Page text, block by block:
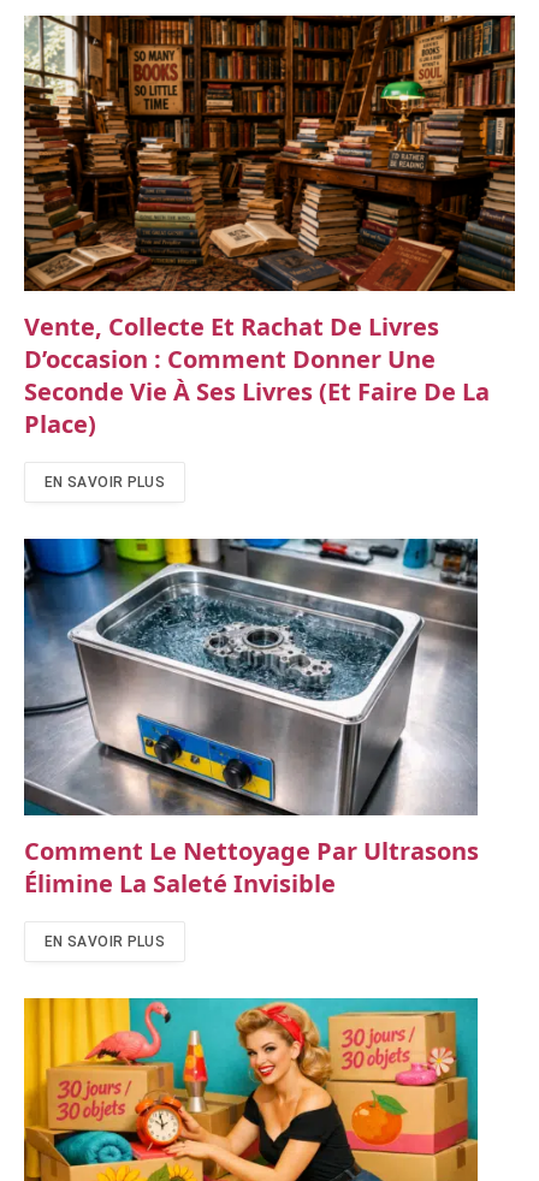
Vente, Collecte Et Rachat De Livres
D’occasion : Comment Donner Une
Seconde Vie À Ses Livres (et Faire De La
Place)
EN SAVOIR PLUS
Comment Le Nettoyage Par Ultrasons
Élimine La Saleté Invisible
EN SAVOIR PLUS